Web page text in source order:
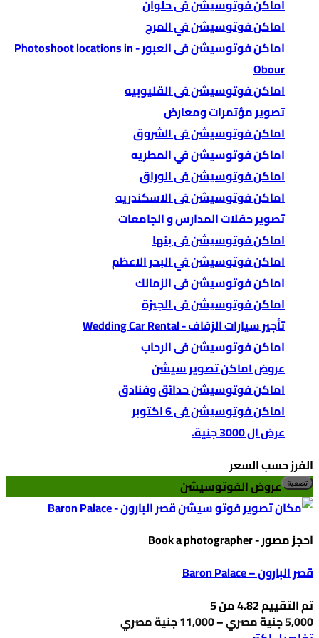
اماكن فوتوسيشن فى حلوان
اماكن فوتوسيشن في المرج
اماكن فوتوسيشن فى العبور - Photoshoot locations in
Obour
اماكن فوتوسيشن فى القليوبيه
تصوير مؤتمرات ومعارض
اماكن فوتوسيشن فى الشروق
اماكن فوتوسيشن في المطريه
اماكن فوتوسيشن فى الوراق
اماكن فوتوسيشن فى الاسكندريه
تصوير حفلات المدارس و الجامعات
اماكن فوتوسيشن فى بنها
اماكن فوتوسيشن في البحر الاعظم
اماكن فوتوسيشن فى الزمالك
اماكن فوتوسيشن فى الجيزة
تأجير سيارات الزفاف - Wedding Car Rental
اماكن فوتوسيشن فى الرحاب
عروض اماكن تصوير سيشن
اماكن فوتوسيشن حدائق وفنادق
اماكن فوتوسيشن فى 6 اكتوبر
عرض ال 3000 جنية.
الفرز حسب السعر
تصفية عروض الفوتوسيشن
احجز مصور - Book a photographer
قصر البارون – Baron Palace
تم التقييم4.82من 5
5,000جنية مصري–
11,000جنية مصرينطاق
السعر: